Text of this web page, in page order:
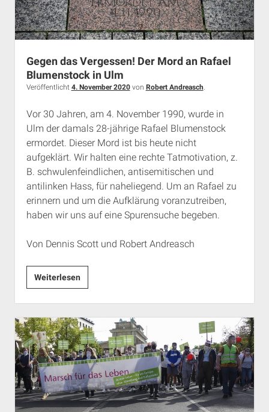
Gegen das Vergessen! Der Mord an Rafael
Blumenstock in Ulm
Veröffentlicht 4. November 2020von Robert Andreasch.
Vor 30 Jahren, am 4. November 1990, wurde in
Ulm der damals 28-jährige Rafael Blumenstock
ermordet. Dieser Mord ist bis heute nicht
aufgeklärt. Wir halten eine rechte Tatmotivation, z.
B. schwulenfeindlichen, antisemitischen und
antilinken Hass, für naheliegend. Um an Rafael zu
erinnern und um die Aufklärung voranzutreiben,
haben wir uns auf eine Spurensuche begeben.
Von Dennis Scott und Robert Andreasch
WeiterlesenGegen
das
Vergessen!
Der
Mord
an
Rafael
Blumenstock
in
Ulm